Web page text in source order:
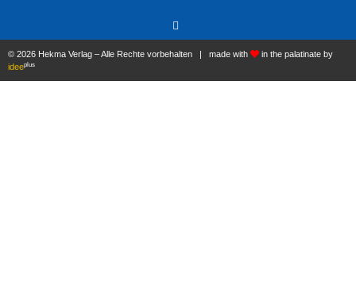
© 2026 Hekma Verlag – Alle Rechte vorbehalten | made with
in the palatinate by
ideeplus